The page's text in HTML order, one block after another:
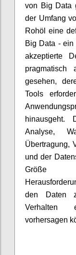
von Big Data
der Umfang
Rohöl eine
Big Data - ein
akzeptierte
pragmatisch
gesehen,
Tools
hinausgeht.
Analyse,
Übertragung,
und der
Größe
den Daten
Verhalten
vorhersagen